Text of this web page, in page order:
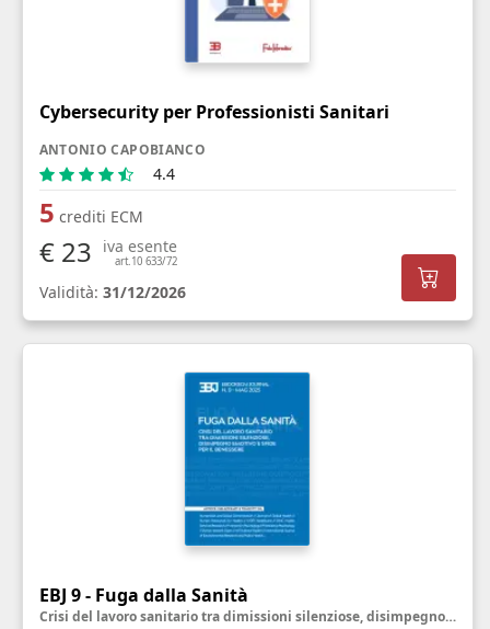
Cybersecurity per Professionisti Sanitari
ANTONIO CAPOBIANCO
4.4
5 crediti ECM
€ 23 iva esente
art.10 633/72
Validità: 31/12/2026
EBJ 9 - Fuga dalla Sanità
Crisi del lavoro sanitario tra dimissioni silenziose, disimpegno emotivo e sfide per il benessere